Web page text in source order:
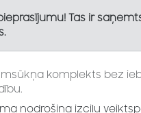
Tas ir
komplekts bez
nodrošina izcilu